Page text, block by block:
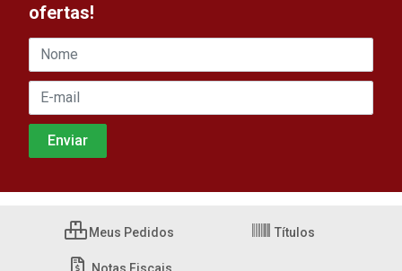
ofertas!
Meus Pedidos Títulos
Notas Fiscais